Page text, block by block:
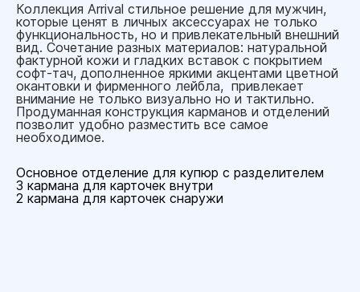
Коллекция Arrival стильное решение для мужчин,
которые ценят в личных аксессуарах не только
функциональность, но и привлекательный внешний
вид. Сочетание разных материалов: натуральной
фактурной кожи и гладких вставок с покрытием
софт-тач, дополненное яркими акцентами цветной
окантовки и фирменного лейбла, привлекает
внимание не только визуально но и тактильно.
Продуманная конструкция карманов и отделений
позволит удобно разместить все самое
необходимое.
Основное отделение для купюр с разделителем
3 кармана для карточек внутри
2 кармана для карточек снаружи